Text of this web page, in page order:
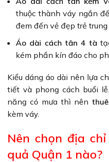
thuộc thành váy ngắn
đem đến vẻ đẹp trẻ trung
Áo dài cách tân 4 tà
kém phần kín đáo cho
Kiểu dáng áo dài nên lựa
tiết và phong cách buổi
năng có mưa thì nên
kèm váy.
Nên chọn địa
quả Quận 1 nào?